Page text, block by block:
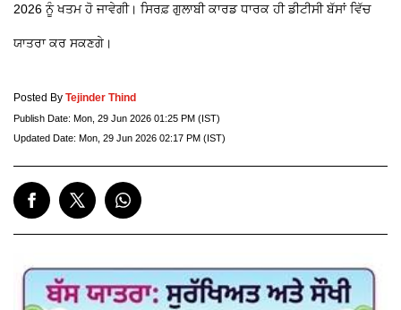
2026 ਨੂੰ ਖਤਮ ਹੋ ਜਾਵੇਗੀ। ਸਿਰਫ਼ ਗੁਲਾਬੀ ਕਾਰਡ ਧਾਰਕ ਹੀ ਡੀਟੀਸੀ ਬੱਸਾਂ ਵਿੱਚ
ਯਾਤਰਾ ਕਰ ਸਕਣਗੇ।
Posted By Tejinder Thind
Publish Date: Mon, 29 Jun 2026 01:25 PM (IST)
Updated Date: Mon, 29 Jun 2026 02:17 PM (IST)